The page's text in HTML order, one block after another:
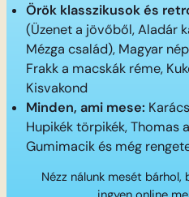
Örök klasszikusok és
(Üzenet a jövőből, Aladár
Mézga család), Magyar
Frakk a macskák réme,
Kisvakond
Minden, ami mese:
Hupikék törpikék, Thomas
Gumimacik és még
Nézz nálunk mesét bárhol,